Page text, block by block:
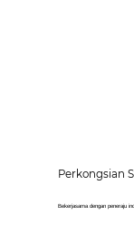
Perkongsian
Bekerjasama dengan peneraju